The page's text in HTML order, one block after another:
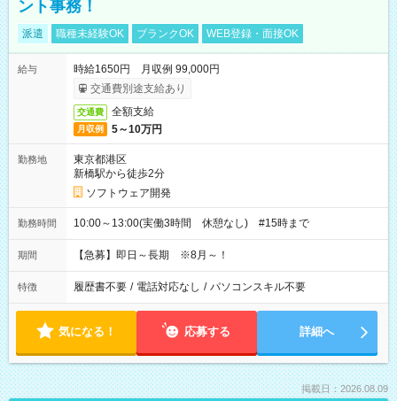
ント事務！
派遣 職種未経験OK ブランクOK WEB登録・面接OK
給与
時給1650円 月収例 99,000円
交通費別途支給あり
交通費 全額支給
月収例 5～10万円
勤務地
東京都港区
新橋駅から徒歩2分
ソフトウェア開発
勤務時間 10:00～13:00(実働3時間 休憩なし) #15時まで
期間 【急募】即日～長期 ※8月～！
特徴 履歴書不要 / 電話対応なし / パソコンスキル不要
気になる！ 応募する 詳細へ
掲載日：2026.08.09